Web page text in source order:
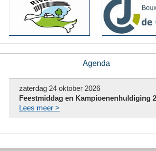
Agenda
zaterdag 24 oktober 2026
Feestmiddag en Kampioenenhuldiging
Lees meer >